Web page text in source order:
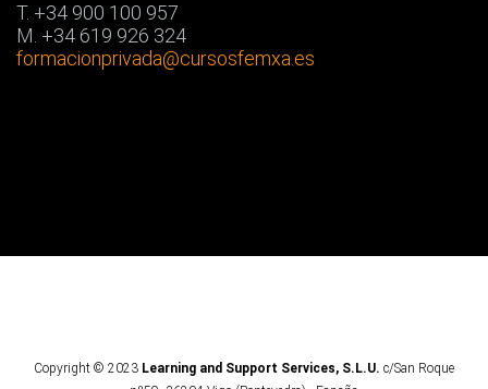
T. +34 900 100 957
M. +34 619 926 324
formacionprivada@cursosfemxa.es
Copyright © 2023 Learning and Support Services, S.L.U. c/San Roque